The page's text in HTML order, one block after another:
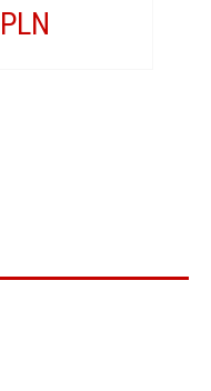
PLN